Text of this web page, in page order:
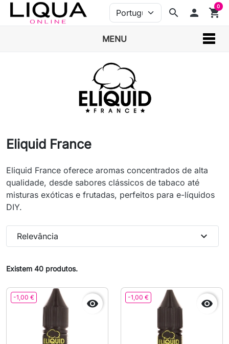
search person shopping_cart
0
MENU
Eliquid France
Eliquid France oferece aromas concentrados de alta
qualidade, desde sabores clássicos de tabaco até
misturas exóticas e frutadas, perfeitos para e-líquidos
DIY.
Existem 40 produtos.
Relevância expand_more
-1,00 €  -1,00 € 